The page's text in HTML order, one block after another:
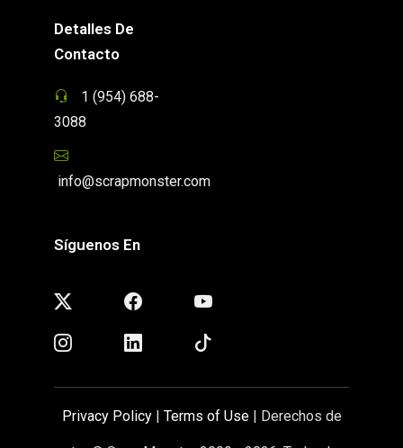
Detalles De
Contacto
1 (954) 688-
3088
info@scrapmonster.com
Síguenos En
Privacy Policy| Terms of Use| Derechos de